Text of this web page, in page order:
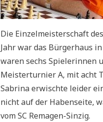
Die Einzelmeisterschaft
Jahr war das Bürgerhaus
waren sechs Spielerinnen
Meisterturnier A, mit acht
Sabrina erwischte leider
nicht auf der Habenseite,
vom SC Remagen-Sinzig.